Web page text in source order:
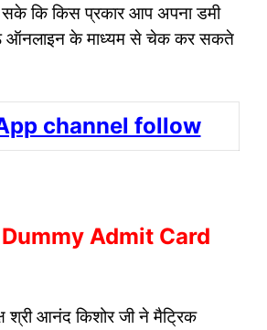
सके कि किस प्रकार आप अपना डमी
ऑनलाइन के माध्यम से चेक कर सकते
channel follow
Admit Card
श्री आनंद किशोर जी ने मैट्रिक